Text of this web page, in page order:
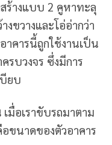
ร้างแบบ 2 คูหาทะลุ
ขวางและโอ่อ่ากว่า
คารนี้ถูกใช้งานเป็น
บวงจร ซึ่งมีการ
ยบ
เมื่อเราขับรถมาตาม
ขนาดของตัวอาคาร